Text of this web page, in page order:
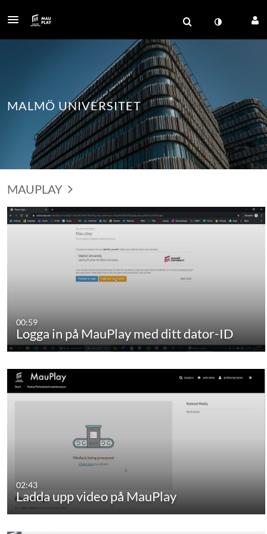
MALMÖ UNIVERSITET
MAUPLAY
00:59
Logga in på MauPlay med ditt dator-ID
02:43
Ladda upp video på MauPlay